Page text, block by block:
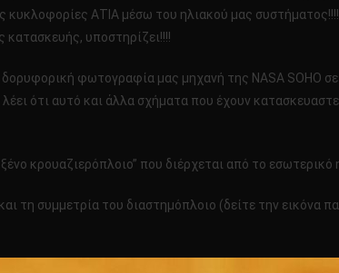
ΑΤΙΑ μέσω του ηλιακού μας
κατασκευής, υποστηρίζει!!!!
φωτογραφία μας μηχανή της NASA SOHO
ότι αυτό και άλλα σχήματα που έχουν
κρουαζιερόπλοιο” που διέρχεται από το
τη συμμετρία του διαστημόπλοιο (δείτε την εικόνα